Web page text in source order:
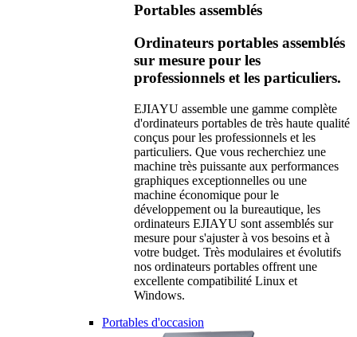
Portables assemblés
Ordinateurs portables assemblés
sur mesure pour les
professionnels et les particuliers.
EJIAYU assemble une gamme complète
d'ordinateurs portables de très haute qualité
conçus pour les professionnels et les
particuliers. Que vous recherchiez une
machine très puissante aux performances
graphiques exceptionnelles ou une
machine économique pour le
développement ou la bureautique, les
ordinateurs EJIAYU sont assemblés sur
mesure pour s'ajuster à vos besoins et à
votre budget. Très modulaires et évolutifs
nos ordinateurs portables offrent une
excellente compatibilité Linux et
Windows.
Portables d'occasion